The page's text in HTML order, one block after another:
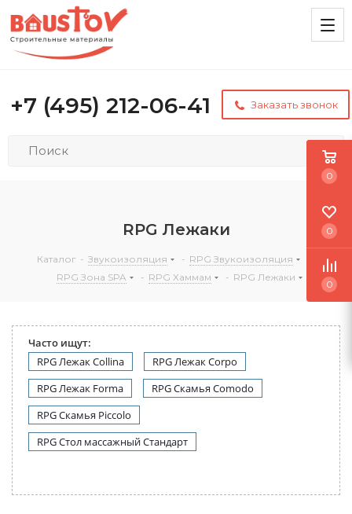
+7 (495) 212-06-41 Заказать звонок
RPG Лежаки
Каталог - Звукоизоляция - RPG Звукоизоляция
RPG Зона SPA
- RPG Хаммам - RPG Лежаки
Часто ищут:
RPG Лежак Collina
RPG Лежак Corpo
RPG Лежак Forma
RPG Скамья Comodo
RPG Скамья Piccolo
RPG Стол массажный Стандарт
0
0
0